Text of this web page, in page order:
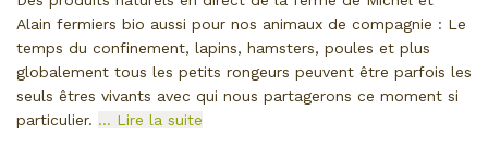
Alain fermiers bio aussi pour nos animaux de compagnie : Le
temps du confinement, lapins, hamsters, poules et plus
globalement tous les petits rongeurs peuvent être parfois les
seuls êtres vivants avec qui nous partagerons ce moment si
particulier. … Lire la suite